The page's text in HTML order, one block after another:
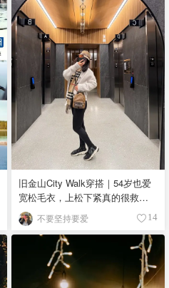
旧金山City Walk穿搭｜54岁也爱
宽松毛衣，上松下紧真的很救比
例
不要坚持要爱 14